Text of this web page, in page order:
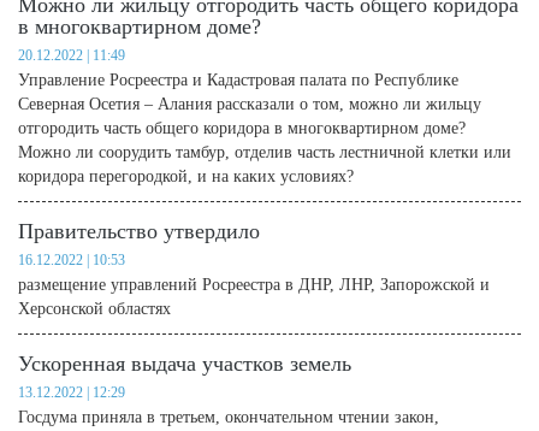
Можно ли жильцу отгородить часть общего коридора
в многоквартирном доме?
20.12.2022 | 11:49
Управление Росреестра и Кадастровая палата по Республике
Северная Осетия – Алания рассказали о том, можно ли жильцу
отгородить часть общего коридора в многоквартирном доме?
Можно ли соорудить тамбур, отделив часть лестничной клетки или
коридора перегородкой, и на каких условиях?
Правительство утвердило
16.12.2022 | 10:53
размещение управлений Росреестра в ДНР, ЛНР, Запорожской и
Херсонской областях
Ускоренная выдача участков земель
13.12.2022 | 12:29
Госдума приняла в третьем, окончательном чтении закон,